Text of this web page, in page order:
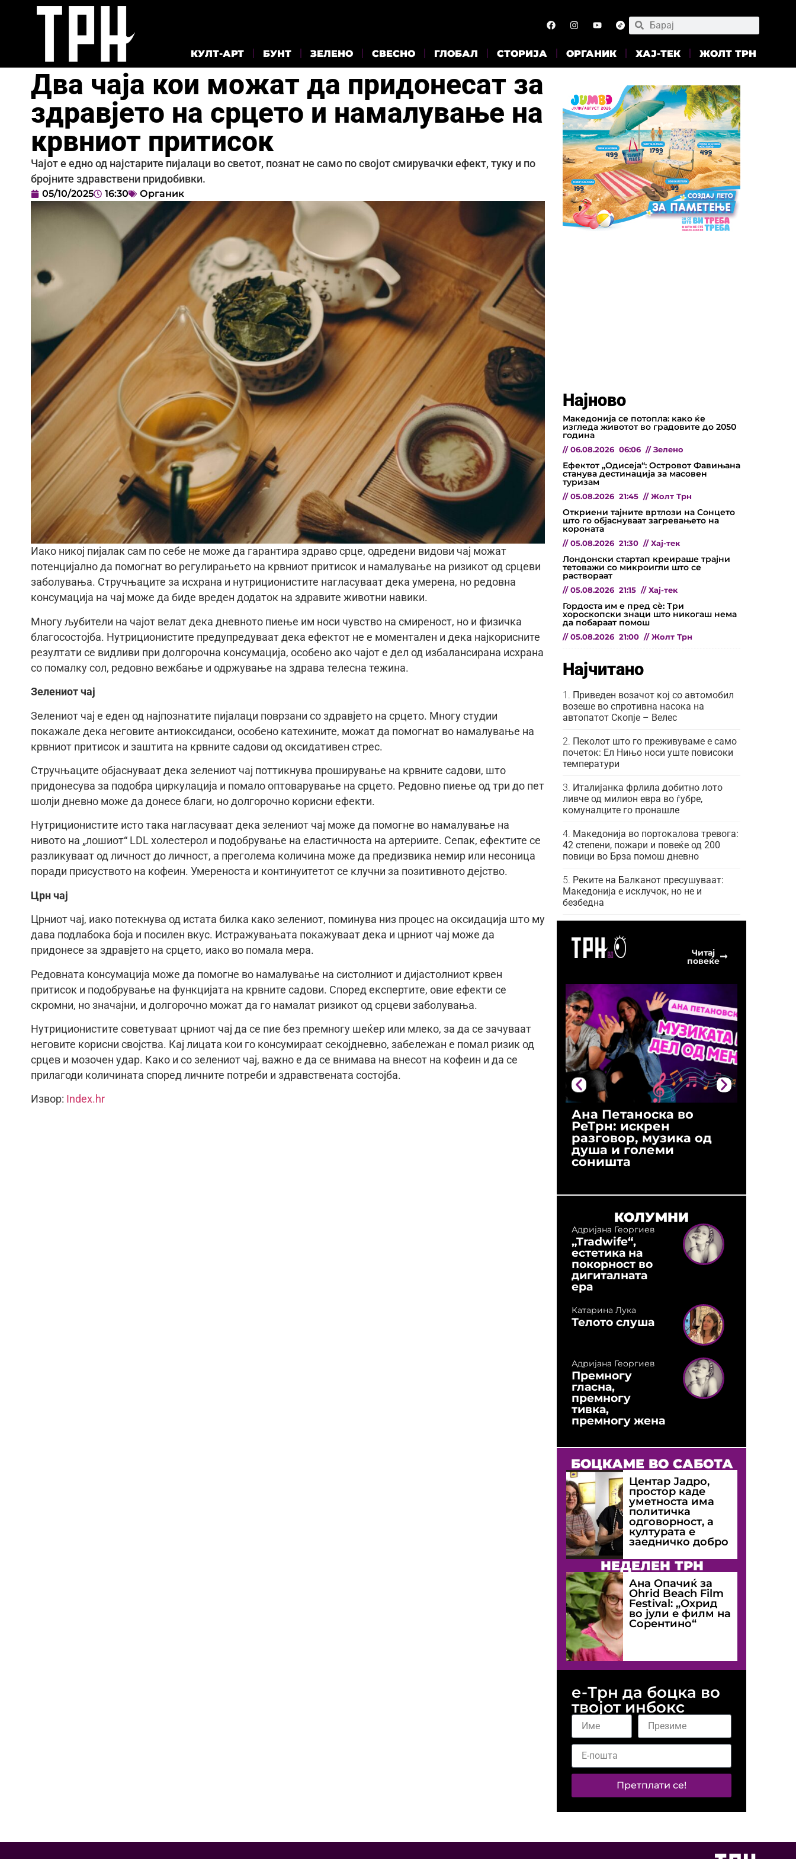
КУЛТ-АРТ БУНТ ЗЕЛЕНО СВЕСНО ГЛОБАЛ СТОРИЈА ОРГАНИК ХАЈ-ТЕК ЖОЛТ ТРН
Два чаја кои можат да придонесат за
здравјето на срцето и намалување на
крвниот притисок
Чајот е едно од најстарите пијалаци во светот, познат не само по својот смирувачки ефект, туку и по
бројните здравствени придобивки.
05/10/2025 16:30 Органик
Иако никој пијалак сам по себе не може да гарантира здраво срце, одредени видови чај можат
потенцијално да помогнат во регулирањето на крвниот притисок и намалување на ризикот од срцеви
заболувања. Стручњаците за исхрана и нутриционистите нагласуваат дека умерена, но редовна
консумација на чај може да биде вреден додаток на здравите животни навики.
Многу љубители на чајот велат дека дневното пиење им носи чувство на смиреност, но и физичкa
благосостојба. Нутриционистите предупредуваат дека ефектот не е моментален и дека најкорисните
резултати се видливи при долгорочна консумација, особено ако чајот е дел од избалансирана исхрана
со помалку сол, редовно вежбање и одржување на здрава телесна тежина.
Зелениот чај
Зелениот чај е еден од најпознатите пијалаци поврзани со здравјето на срцето. Многу студии
покажале дека неговите антиоксиданси, особено катехините, можат да помогнат во намалување на
крвниот притисок и заштита на крвните садови од оксидативен стрес.
Стручњаците објаснуваат дека зелениот чај поттикнува проширување на крвните садови, што
придонесува за подобра циркулација и помало оптоварување на срцето. Редовно пиење од три до пет
шолји дневно може да донесе благи, но долгорочно корисни ефекти.
Нутриционистите исто така нагласуваат дека зелениот чај може да помогне во намалување на
нивото на „лошиот“ LDL холестерол и подобрување на еластичноста на артериите. Сепак, ефектите се
разликуваат од личност до личност, а преголема количина може да предизвика немир или несоница
поради присуството на кофеин. Умереноста и континуитетот се клучни за позитивното дејство.
Црн чај
Црниот чај, иако потекнува од истата билка како зелениот, поминува низ процес на оксидација што му
дава подлабока боја и посилен вкус. Истражувањата покажуваат дека и црниот чај може да
придонесе за здравјето на срцето, иако во помала мера.
Редовната консумација може да помогне во намалување на систолниот и дијастолниот крвен
притисок и подобрување на функцијата на крвните садови. Според експертите, овие ефекти се
скромни, но значајни, и долгорочно можат да го намалат ризикот од срцеви заболувања.
Нутриционистите советуваат црниот чај да се пие без премногу шеќер или млеко, за да се зачуваат
неговите корисни својства. Кај лицата кои го консумираат секојдневно, забележан е помал ризик од
срцев и мозочен удар. Како и со зелениот чај, важно е да се внимава на внесот на кофеин и да се
прилагоди количината според личните потреби и здравствената состојба.
Извор: Index.hr
Најново
Македонија се потопла: како ќе
изгледа животот во градовите до 2050
година
// 06.08.2026 06:06 // Зелено
Ефектот „Одисеја“: Островот Фавињана
станува дестинација за масовен
туризам
// 05.08.2026 21:45 // Жолт Трн
Откриени тајните вртлози на Сонцето
што го објаснуваат загревањето на
короната
// 05.08.2026 21:30 // Хај-тек
Лондонски стартап креираше трајни
тетоважи со микроигли што се
раствораат
// 05.08.2026 21:15 // Хај-тек
Гордоста им е пред сѐ: Три
хороскопски знаци што никогаш нема
да побараат помош
// 05.08.2026 21:00 // Жолт Трн
Најчитано
Приведен возачот кој со автомобил
возеше во спротивна насока на
автопатот Скопје – Велес
Пеколот што го преживуваме е само
почеток: Ел Нињо носи уште повисоки
температури
Италијанка фрлила добитно лото
ливче од милион евра во ѓубре,
комуналците го пронашле
Македонија во портокалова тревога:
42 степени, пожари и повеќе од 200
повици во Брза помош дневно
Реките на Балканот пресушуваат:
Македонија е исклучок, но не и
безбедна
Читај
повеќе
Ана Петаноска во
РеТрн: искрен
разговор, музика од
душа и големи
соништа
КОЛУМНИ
Адријана Георгиев
„Tradwife“,
естетика на
покорност во
дигиталната
ера
Катарина Лука
Телото слуша
Адријана Георгиев
Премногу
гласна,
премногу
тивка,
премногу жена
БОЦКАМЕ ВО САБОТА
Центар Јадро,
простор каде
уметноста има
политичка
одговорност, а
културата е
заедничко добро
НЕДЕЛЕН ТРН
Ана Опачиќ за
Оhrid Beach Film
Festival: „Охрид
во јули е филм на
Сорентино“
е-Трн да боцка во
твојот инбокс
Претплати се!